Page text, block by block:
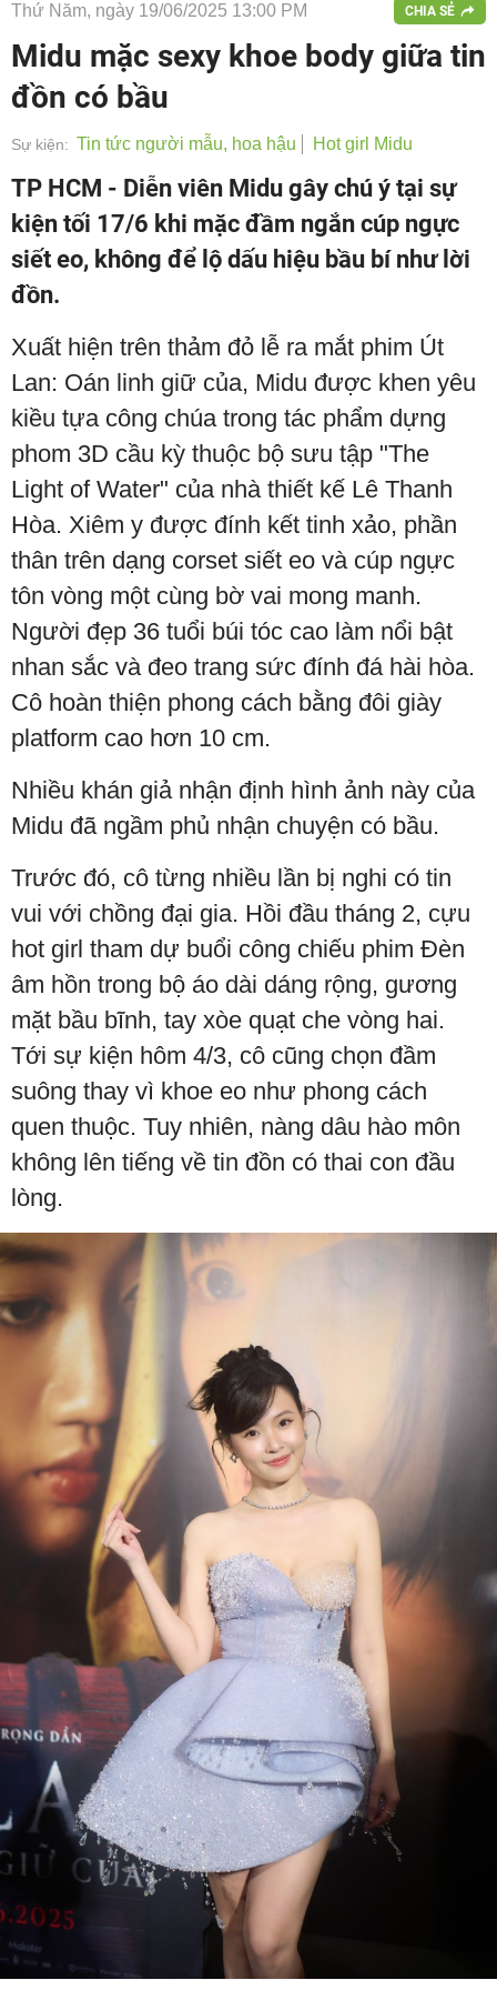
Thứ Năm, ngày 19/06/2025 13:00 PM CHIA SẺ
Midu mặc sexy khoe body giữa tin
đồn có bầu
Sự kiện: Tin tức người mẫu, hoa hậu Hot girl Midu
TP HCM - Diễn viên Midu gây chú ý tại sự
kiện tối 17/6 khi mặc đầm ngắn cúp ngực
siết eo, không để lộ dấu hiệu bầu bí như lời
đồn.
Xuất hiện trên thảm đỏ lễ ra mắt phim Út
Lan: Oán linh giữ của, Midu được khen yêu
kiều tựa công chúa trong tác phẩm dựng
phom 3D cầu kỳ thuộc bộ sưu tập "The
Light of Water" của nhà thiết kế Lê Thanh
Hòa. Xiêm y được đính kết tinh xảo, phần
thân trên dạng corset siết eo và cúp ngực
tôn vòng một cùng bờ vai mong manh.
Người đẹp 36 tuổi búi tóc cao làm nổi bật
nhan sắc và đeo trang sức đính đá hài hòa.
Cô hoàn thiện phong cách bằng đôi giày
platform cao hơn 10 cm.
Nhiều khán giả nhận định hình ảnh này của
Midu đã ngầm phủ nhận chuyện có bầu.
Trước đó, cô từng nhiều lần bị nghi có tin
vui với chồng đại gia. Hồi đầu tháng 2, cựu
hot girl tham dự buổi công chiếu phim Đèn
âm hồn trong bộ áo dài dáng rộng, gương
mặt bầu bĩnh, tay xòe quạt che vòng hai.
Tới sự kiện hôm 4/3, cô cũng chọn đầm
suông thay vì khoe eo như phong cách
quen thuộc. Tuy nhiên, nàng dâu hào môn
không lên tiếng về tin đồn có thai con đầu
lòng.